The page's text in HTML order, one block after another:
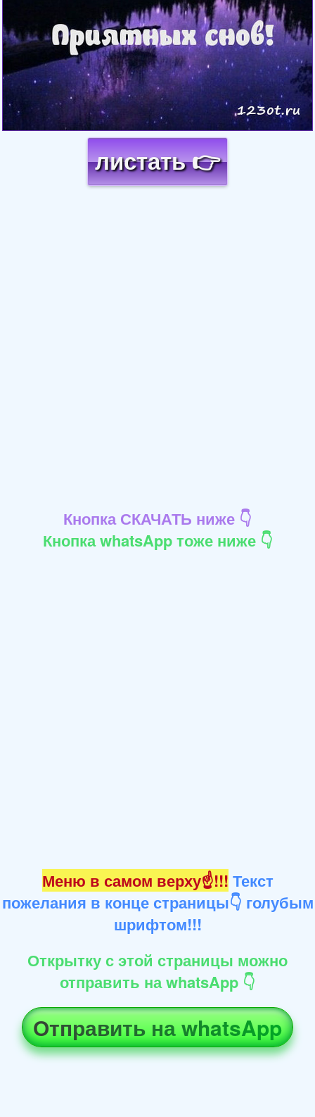
листать 👉
Кнопка СКАЧАТЬ ниже 👇
Кнопка whatsApp тоже ниже 👇
Меню в самом верху☝!!! Текст
пожелания в конце страницы👇 голубым
шрифтом!!!
Открытку с этой страницы можно
отправить на whatsApp 👇
Отправить на whatsApp